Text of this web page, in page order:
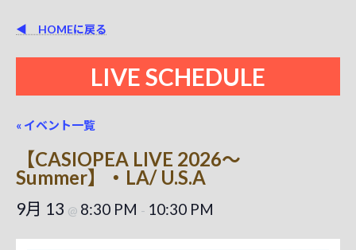
◀ HOMEに戻る
LIVE SCHEDULE
« イベント一覧
【CASIOPEA LIVE 2026～
Summer】・LA/ U.S.A
9月 13 @ 8:30 PM - 10:30 PM